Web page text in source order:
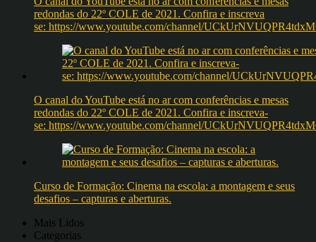
redondas do 22º COLE de 2021. Confira e inscreva
se: https://www.youtube.com/channel/
O canal do YouTube está no ar com conferências e mesas
redondas do 22º COLE de 2021. Confira e inscreva-
se: https://www.youtube.com/channel/
Curso de Formação: Cinema na escola: a montagem e seus
desafios – capturas e aberturas.
Mais Lidos
Categorias